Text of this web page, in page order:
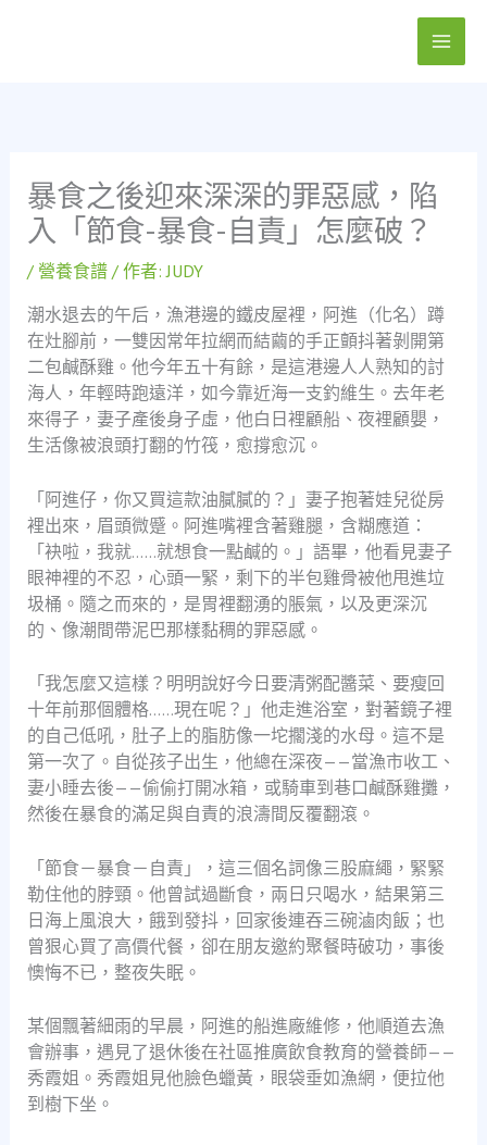
暴食之後迎來深深的罪惡感，陷
入「節食-暴食-自責」怎麼破？
/ 營養食譜/ 作者:JUDY
潮水退去的午后，漁港邊的鐵皮屋裡，阿進（化名）蹲
在灶腳前，一雙因常年拉網而結繭的手正顫抖著剝開第
二包鹹酥雞。他今年五十有餘，是這港邊人人熟知的討
海人，年輕時跑遠洋，如今靠近海一支釣維生。去年老
來得子，妻子產後身子虛，他白日裡顧船、夜裡顧嬰，
生活像被浪頭打翻的竹筏，愈撐愈沉。
「阿進仔，你又買這款油膩膩的？」妻子抱著娃兒從房
裡出來，眉頭微蹙。阿進嘴裡含著雞腿，含糊應道：
「袂啦，我就……就想食一點鹹的。」語畢，他看見妻子
眼神裡的不忍，心頭一緊，剩下的半包雞骨被他甩進垃
圾桶。隨之而來的，是胃裡翻湧的脹氣，以及更深沉
的、像潮間帶泥巴那樣黏稠的罪惡感。
「我怎麼又這樣？明明說好今日要清粥配醬菜、要瘦回
十年前那個體格……現在呢？」他走進浴室，對著鏡子裡
的自己低吼，肚子上的脂肪像一坨擱淺的水母。這不是
第一次了。自從孩子出生，他總在深夜——當漁市收工、
妻小睡去後——偷偷打開冰箱，或騎車到巷口鹹酥雞攤，
然後在暴食的滿足與自責的浪濤間反覆翻滾。
「節食－暴食－自責」，這三個名詞像三股麻繩，緊緊
勒住他的脖頸。他曾試過斷食，兩日只喝水，結果第三
日海上風浪大，餓到發抖，回家後連吞三碗滷肉飯；也
曾狠心買了高價代餐，卻在朋友邀約聚餐時破功，事後
懊悔不已，整夜失眠。
某個飄著細雨的早晨，阿進的船進廠維修，他順道去漁
會辦事，遇見了退休後在社區推廣飲食教育的營養師——
秀霞姐。秀霞姐見他臉色蠟黃，眼袋垂如漁網，便拉他
到樹下坐。